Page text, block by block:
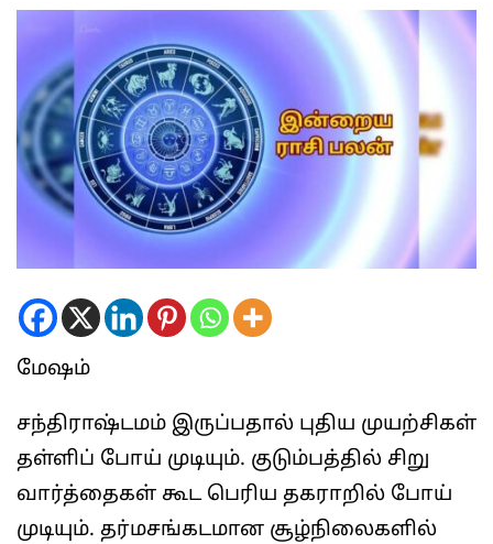
மேஷம்
சந்திராஷ்டமம் இருப்பதால் புதிய முயற்சிகள்
தள்ளிப் போய் முடியும். குடும்பத்தில் சிறு
வார்த்தைகள் கூட பெரிய தகராறில் போய்
முடியும். தர்மசங்கடமான சூழ்நிலைகளில்